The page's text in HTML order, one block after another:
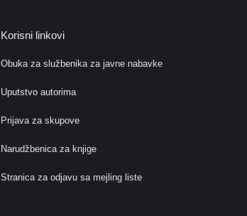
Korisni linkovi
Obuka za službenika za javne nabavke
Uputstvo autorima
Prijava za skupove
Narudžbenica za knjige
Stranica za odjavu sa mejling liste